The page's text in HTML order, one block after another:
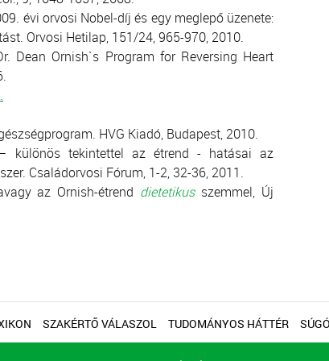
évi orvosi Nobel-díj és egy meglepő üzenete:
Orvosi Hetilap, 151/24, 965-970, 2010.
Dean Ornish`s Program for Reversing Heart
HVG Kiadó, Budapest, 2010.
különös tekintettel az étrend - hatásai az
Családorvosi Fórum, 1-2, 32-36, 2011.
az Ornish-étrend dietetikusszemmel, Új
SZAKÉRTŐ VÁLASZOL TUDOMÁNYOS HÁTTÉR